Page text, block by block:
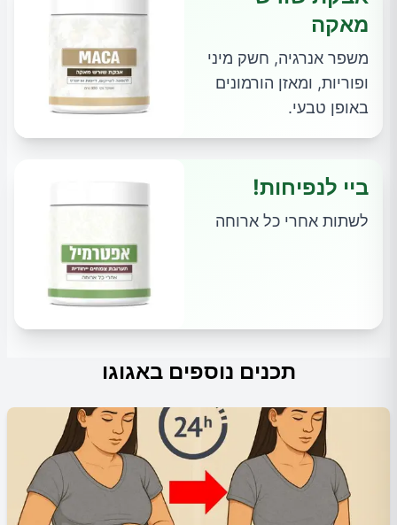
מאקה
משפר אנרגיה, חשק מיני
ופוריות, ומאזן הורמונים
באופן טבעי.
ביי לנפיחות!
לשתות אחרי כל ארוחה
תכנים נוספים באגוגו